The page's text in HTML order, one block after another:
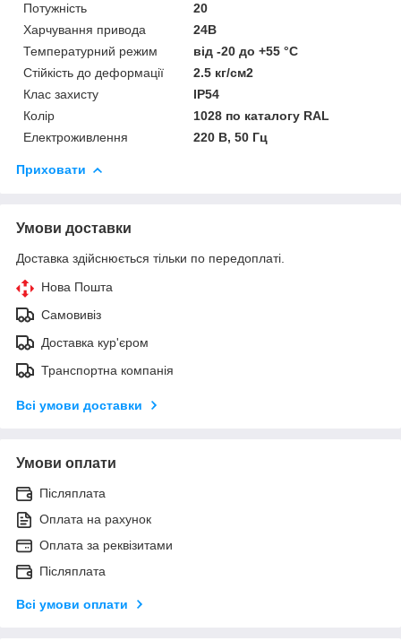
Потужність
20
Харчування привода
24В
Температурний режим
від -20 до +55 °C
Стійкість до деформації
2.5 кг/см2
Клас захисту
IP54
Колір
1028 по каталогу RAL
Електроживлення
220 В, 50 Гц
Приховати
Умови доставки
Доставка здійснюється тільки по передоплаті.
Нова Пошта
Самовивіз
Доставка кур'єром
Транспортна компанія
Всі умови доставки
Умови оплати
Післяплата
Оплата на рахунок
Оплата за реквізитами
Післяплата
Всі умови оплати